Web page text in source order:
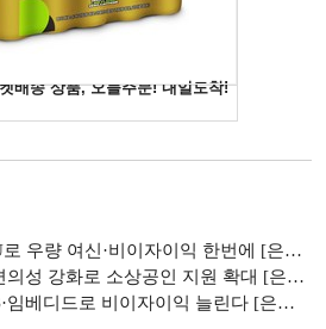
량 여신·비이자이익 한번에 [은행은 지금]
로 소상공인 지원 확대 [은행 소상공인 지원 전략]
비이자이익 늘린다 [은행권 비이자이익 돋보기]